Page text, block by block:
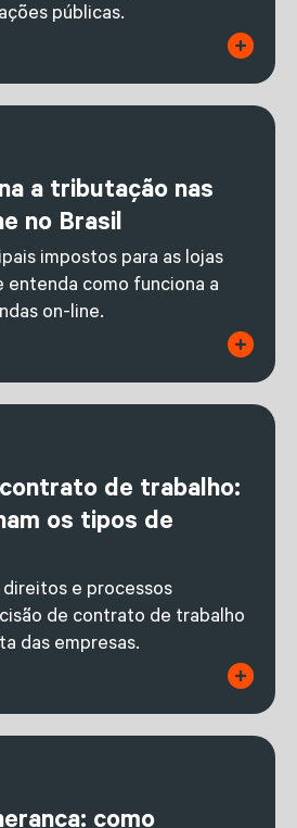
públicas.
a tributação nas
no Brasil
impostos para as lojas
entenda como funciona a
on-line.
de trabalho:
os tipos de
e processos
de contrato de trabalho
das empresas.